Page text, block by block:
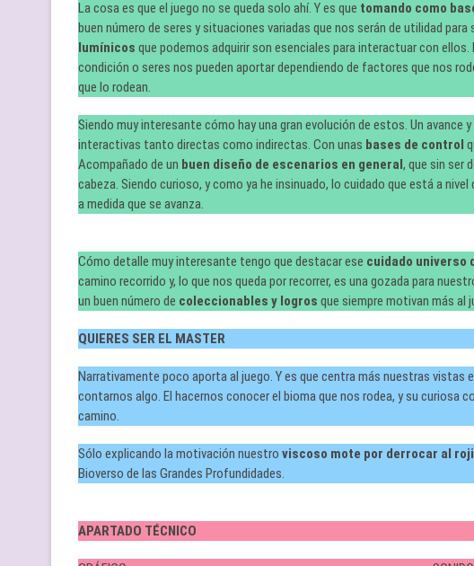
La cosa es que el juego no se queda solo ahí. Y es que tomando como
buen número de seres y situaciones variadas que nos serán de utilidad para
lumínicos que podemos adquirir son esenciales para interactuar con
condición o seres nos pueden aportar dependiendo de factores que nos
que lo rodean.
Siendo muy interesante cómo hay una gran evolución de estos. Un
interactivas tanto directas como indirectas. Con unas bases de control
Acompañado de un buen diseño de escenarios en general, que sin ser
cabeza. Siendo curioso, y como ya he insinuado, lo cuidado que está a
a medida que se avanza.
Cómo detalle muy interesante tengo que destacar ese cuidado universo
camino recorrido y, lo que nos queda por recorrer, es una gozada para
un buen número de coleccionables y logros que siempre motivan más al
QUIERES SER EL MASTER
Narrativamente poco aporta al juego. Y es que centra más nuestras vistas
contarnos algo. El hacernos conocer el bioma que nos rodea, y su curiosa
camino.
Sólo explicando la motivación nuestro viscoso mote por derrocar al
Bioverso de las Grandes Profundidades.
APARTADO TÉCNICO